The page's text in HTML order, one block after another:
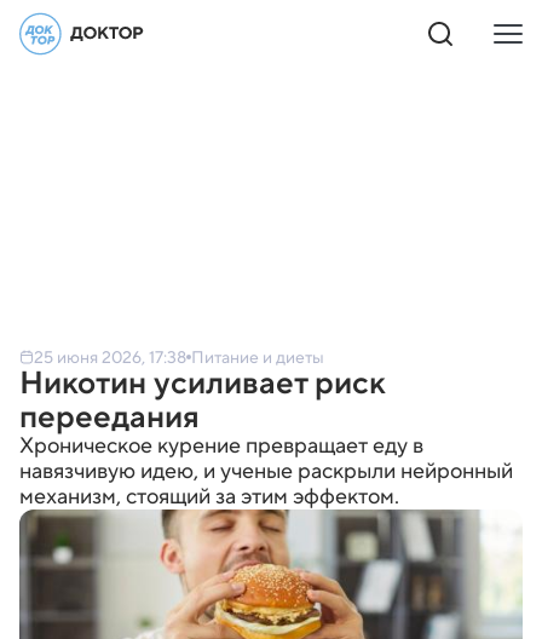
25 июня 2026, 17:38 Питание и диеты
Никотин усиливает риск
переедания
Хроническое курение превращает еду в
навязчивую идею, и ученые раскрыли нейронный
механизм, стоящий за этим эффектом.